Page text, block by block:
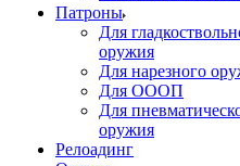
Патроны
Для
оружия
Для нарезного
Для ОООП
Для
оружия
Релоадинг